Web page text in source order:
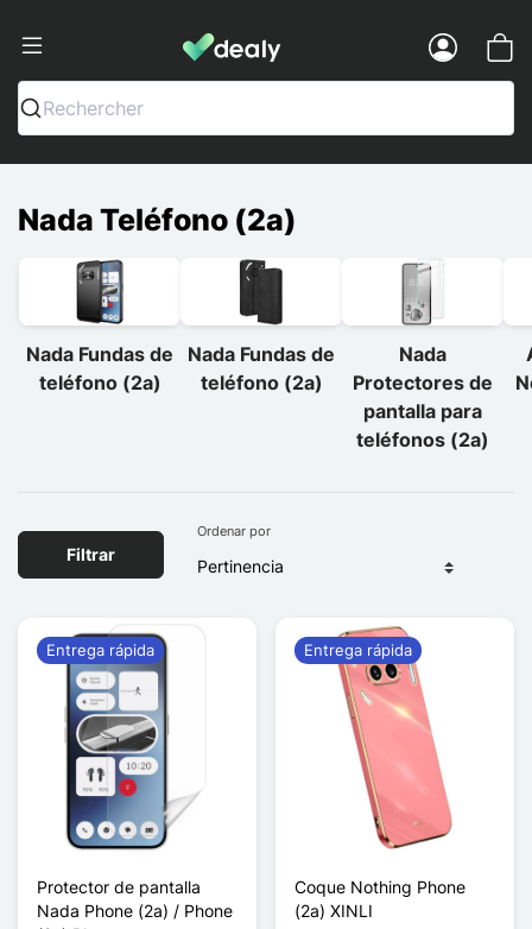
Dealy - Fundas y accesorios para
Rechercher
Nada Teléfono (2a)
Nada Fundas de
teléfono (2a)
Nada Fundas de
teléfono (2a)
Nada
Protectores de
pantalla para
teléfonos (2a)
Filtrar
Ordenar por
Protector de pantalla
Nada Phone (2a) / Phone
Entrega rápida
Coque Nothing Phone
(2a) XINLI
Entrega rápida